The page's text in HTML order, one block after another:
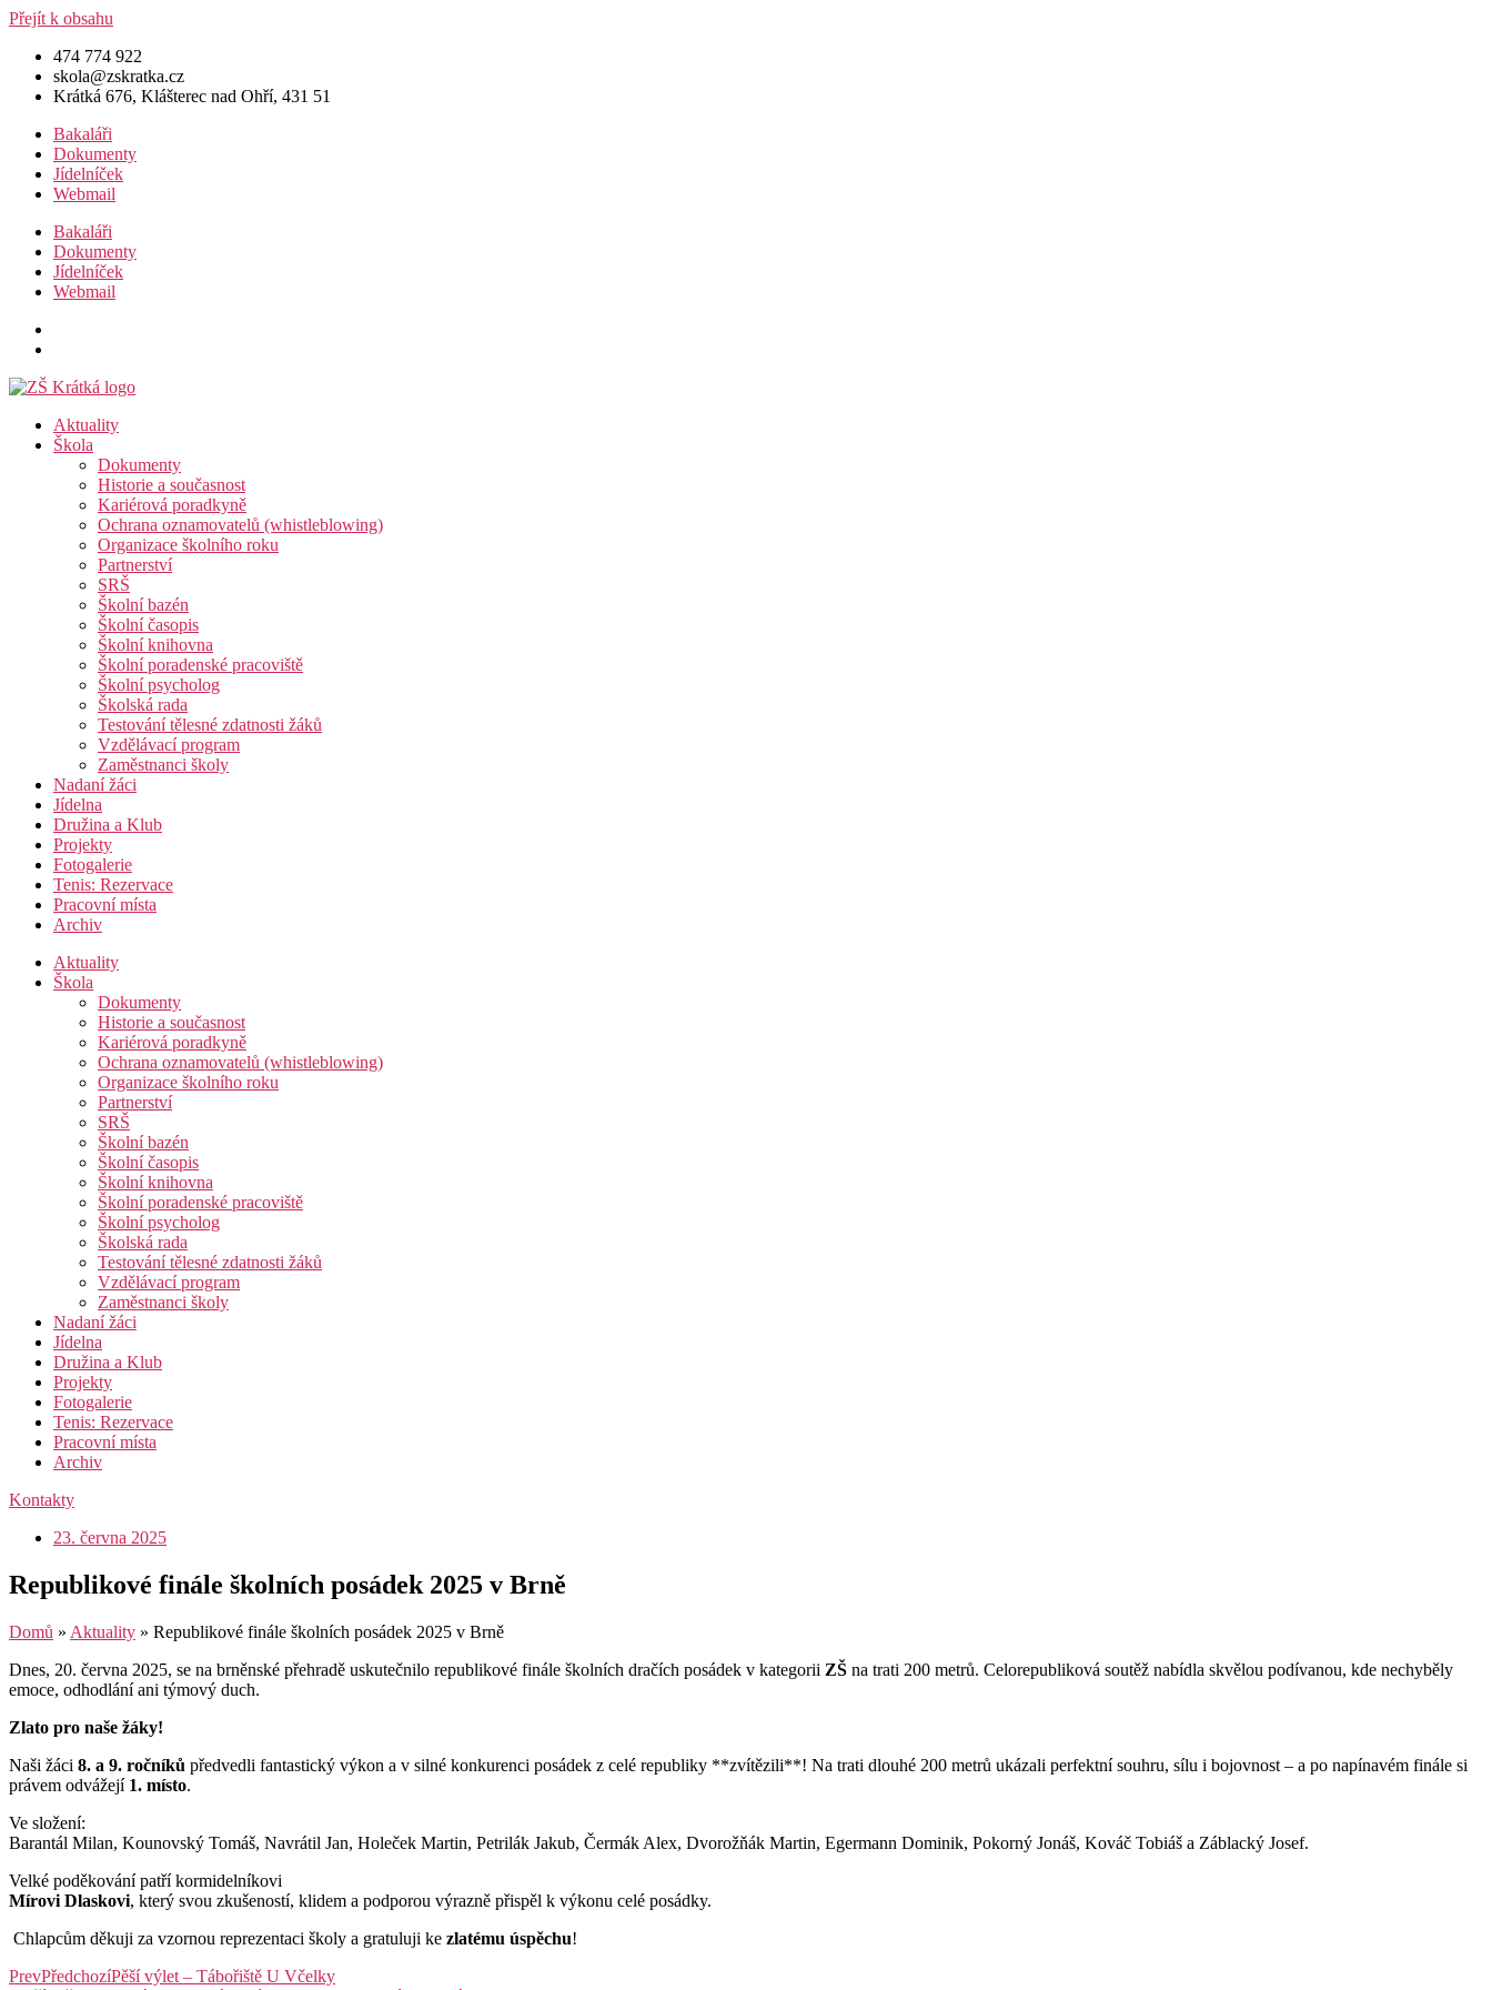
Přejít k obsahu
474 774 922
skola@zskratka.cz
Krátká 676, Klášterec nad Ohří, 431 51
Bakaláři
Dokumenty
Jídelníček
Webmail
Bakaláři
Dokumenty
Jídelníček
Webmail
Aktuality
Škola
Dokumenty
Historie a současnost
Kariérová poradkyně
Ochrana oznamovatelů (whistleblowing)
Organizace školního roku
Partnerství
SRŠ
Školní bazén
Školní časopis
Školní knihovna
Školní poradenské pracoviště
Školní psycholog
Školská rada
Testování tělesné zdatnosti žáků
Vzdělávací program
Zaměstnanci školy
Nadaní žáci
Jídelna
Družina a Klub
Projekty
Fotogalerie
Tenis: Rezervace
Pracovní místa
Archiv
Aktuality
Škola
Dokumenty
Historie a současnost
Kariérová poradkyně
Ochrana oznamovatelů (whistleblowing)
Organizace školního roku
Partnerství
SRŠ
Školní bazén
Školní časopis
Školní knihovna
Školní poradenské pracoviště
Školní psycholog
Školská rada
Testování tělesné zdatnosti žáků
Vzdělávací program
Zaměstnanci školy
Nadaní žáci
Jídelna
Družina a Klub
Projekty
Fotogalerie
Tenis: Rezervace
Pracovní místa
Archiv
Kontakty
23. června 2025
Republikové finále školních posádek 2025 v Brně
Domů » Aktuality » Republikové finále školních posádek 2025 v Brně
Dnes, 20. června 2025, se na brněnské přehradě uskutečnilo republikové finále školních dračích posádek v kategorii ZŠ na trati 200 metrů. Celorepubliková soutěž nabídla skvělou podívanou, kde nechyběly
emoce, odhodlání ani týmový duch.
Zlato pro naše žáky!
Naši žáci 8. a 9. ročníků předvedli fantastický výkon a v silné konkurenci posádek z celé republiky **zvítězili**! Na trati dlouhé 200 metrů ukázali perfektní souhru, sílu i bojovnost – a po napínavém finále si
právem odvážejí 1. místo.
Ve složení:
Barantál Milan, Kounovský Tomáš, Navrátil Jan, Holeček Martin, Petrilák Jakub, Čermák Alex, Dvorožňák Martin, Egermann Dominik, Pokorný Jonáš, Kováč Tobiáš a Záblacký Josef.
Velké poděkování patří kormidelníkovi
Mírovi Dlaskovi, který svou zkušeností, klidem a podporou výrazně přispěl k výkonu celé posádky.
Chlapcům děkuji za vzornou reprezentaci školy a gratuluji ke zlatému úspěchu!
PrevPředchozíPěší výlet – Tábořiště U Včelky